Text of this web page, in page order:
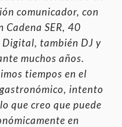
comunicador, con
Cadena SER, 40
Digital, también DJ y
muchos años.
tiempos en el
intento
que creo que puede
en